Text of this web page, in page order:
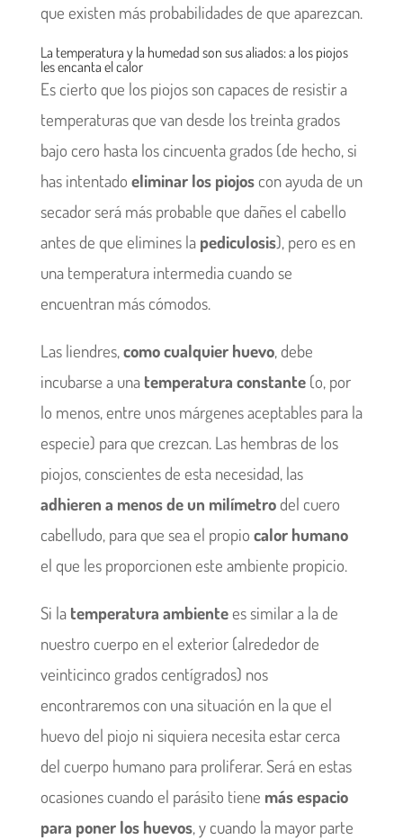
que existen más probabilidades de que aparezcan.
La temperatura y la humedad son sus aliados: a los piojos
les encanta el calor
Es cierto que los piojos son capaces de resistir a
temperaturas que van desde los treinta grados
bajo cero hasta los cincuenta grados (de hecho, si
has intentado eliminar los piojoscon ayuda de un
secador será más probable que dañes el cabello
antes de que elimines la pediculosis), pero es en
una temperatura intermedia cuando se
encuentran más cómodos.
Las liendres,como cualquier huevo, debe
incubarse a una temperatura constante (o, por
lo menos, entre unos márgenes aceptables para la
especie) para que crezcan. Las hembras de los
piojos, conscientes de esta necesidad, las
adhieren a menos de un milímetrodel cuero
cabelludo, para que sea el propio calor humano
el que les proporcionen este ambiente propicio.
Si la temperatura ambientees similar a la de
nuestro cuerpo en el exterior (alrededor de
veinticinco grados centígrados) nos
encontraremos con una situación en la que el
huevo del piojo ni siquiera necesita estar cerca
del cuerpo humano para proliferar. Será en estas
ocasiones cuando el parásito tiene más espacio
para poner los huevos, y cuando la mayor parte